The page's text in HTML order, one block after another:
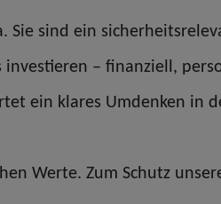
Sie sind ein
investieren – finanziell,
ein klares Umdenken in
Werte. Zum Schutz